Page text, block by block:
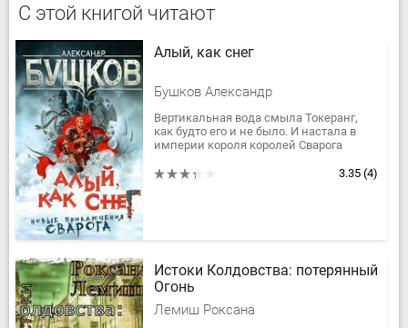
С этой книгой читают
Алый, как снег
Бушков Александр
Вертикальная вода смыла Токеранг,
как будто его и не было. И настала в
империи короля королей Сварога
продолжить путешествия по тихим...
3.35 (4)
Истоки Колдовства: потерянный
Огонь
Лемиш Роксана